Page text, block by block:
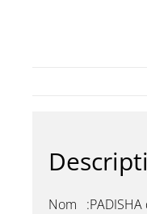
Nom :PADISHA